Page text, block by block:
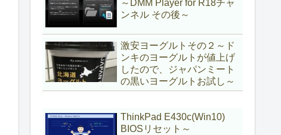
～DMM Player for R18チャ
ンネル その後～
激安ヨーグルトその２～ド
ンキのヨーグルトが値上げ
したので、ジャパンミート
の黒いヨーグルトお試し～
ThinkPad E430c(Win10)
BIOSリセット～